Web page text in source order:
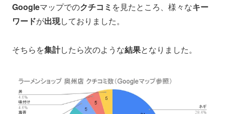
Googleマップでのクチコミ を見たところ、様々なキー
ワードが出現しておりました。
そちらを集計したら次のような結果となりました。